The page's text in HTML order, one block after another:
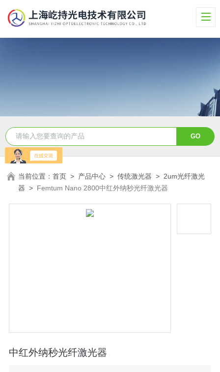
当前位置：首页 > 产品中心 >传统激光器 > 2um光纤激光
器 > Femtum Nano 2800中红外纳秒光纤激光器
中红外纳秒光纤激光器